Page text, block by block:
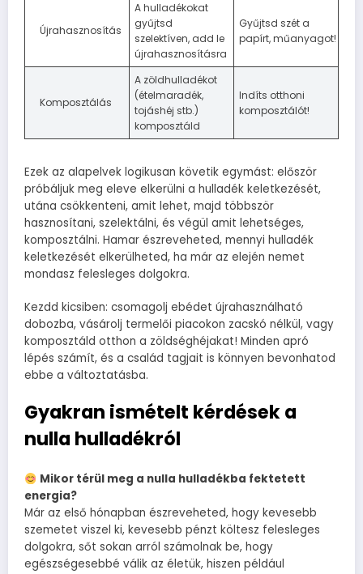
Újrahasznosítás
A hulladékokat
gyűjtsd
szelektíven, add le
újrahasznosításra
Gyűjtsd szét a
papírt, műanyagot!
Komposztálás
A zöldhulladékot
(ételmaradék,
tojáshéj stb.)
komposztáld
Indíts otthoni
komposztálót!
Ezek az alapelvek logikusan követik egymást: először
próbáljuk meg eleve elkerülni a hulladék keletkezését,
utána csökkenteni, amit lehet, majd többször
hasznosítani, szelektálni, és végül amit lehetséges,
komposztálni. Hamar észreveheted, mennyi hulladék
keletkezését elkerülheted, ha már az elején nemet
mondasz felesleges dolgokra.
Kezdd kicsiben: csomagolj ebédet újrahasználható
dobozba, vásárolj termelői piacokon zacskó nélkül, vagy
komposztáld otthon a zöldséghéjakat! Minden apró
lépés számít, és a család tagjait is könnyen bevonhatod
ebbe a változtatásba.
Gyakran ismételt kérdések a
nulla hulladékról
Mikor térül meg a nulla hulladékba fektetett
energia?
Már az első hónapban észreveheted, hogy kevesebb
szemetet viszel ki, kevesebb pénzt költesz felesleges
dolgokra, sőt sokan arról számolnak be, hogy
egészségesebbé válik az életük, hiszen például